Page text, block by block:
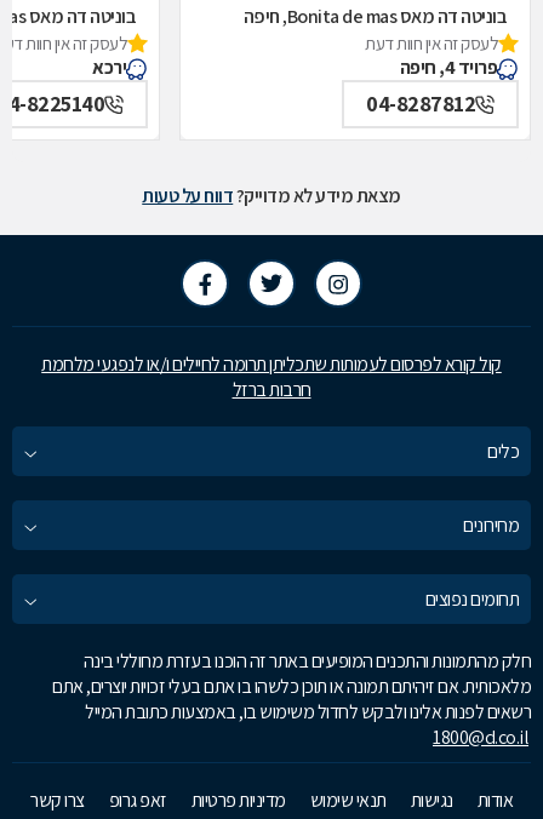
בוניטה דה מאס Bonita de mas, חיפה
לעסק זה אין חוות דעת
פרויד 4, חיפה
04-8287812
בוניטה דה מאס Bonita de mas, ירכא
לעסק זה אין חוות
ירכא
8225140
מצאת מידע לא מדוייק?דווח על טעות
קול קורא לפרסום לעמותות שתכליתן תרומה לחיילים ו/או לנפגעי מלחמת
חרבות ברזל
כלים
מחירונים
תחומים נפוצים
חלק מהתמונות והתכנים המופיעים באתר זה הוכנו בעזרת מחוללי בינה
מלאכותית. אם זיהיתם תמונה או תוכן כלשהו בו אתם בעלי זכויות יוצרים, אתם
רשאים לפנות אלינו ולבקש לחדול משימוש בו, באמצעות כתובת המייל
1800@d.co.il
אודות נגישות תנאי שימוש מדיניות פרטיות זאפ גרופ צרו קשר